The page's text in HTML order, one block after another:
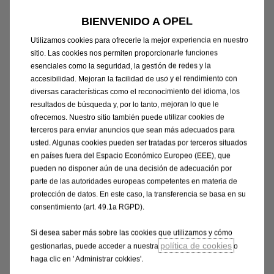
minutos en una estación de carga de CC de 100
kW.
Los motores de gasolina dinámicos y
BIENVENIDO A OPEL
Utilizamos cookies para ofrecerle la mejor experiencia en nuestro
sitio. Las cookies nos permiten proporcionarle funciones
esenciales como la seguridad, la gestión de redes y la
accesibilidad. Mejoran la facilidad de uso y el rendimiento con
diversas características como el reconocimiento del idioma, los
resultados de búsqueda y, por lo tanto, mejoran lo que le
ofrecemos. Nuestro sitio también puede utilizar cookies de
terceros para enviar anuncios que sean más adecuados para
usted. Algunas cookies pueden ser tratadas por terceros situados
en países fuera del Espacio Económico Europeo (EEE), que
pueden no disponer aún de una decisión de adecuación por
parte de las autoridades europeas competentes en materia de
protección de datos. En este caso, la transferencia se basa en su
consentimiento (art. 49.1a RGPD).
Si desea saber más sobre las cookies que utilizamos y cómo
gestionarlas, puede acceder a nuestra política de cookies o
haga clic en ' Administrar cokkies'.